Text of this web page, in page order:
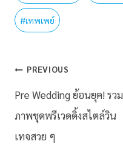
#เทพเพย์
PREVIOUS
Pre Wedding ย้อนยุค! รวม
ภาพชุดพรีเวดดิ้งสไตล์วิน
เทจสวย ๆ